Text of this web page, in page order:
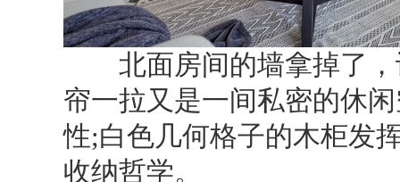
北面房间的墙拿掉了，
帘一拉又是一间私密的休
性;白色几何格子的木柜发
收纳哲学。